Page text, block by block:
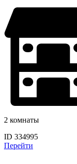
2 комнаты
ID 334995
Перейти